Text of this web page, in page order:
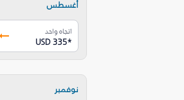
أغسطس
اتجاه واحد
USD 335*
نوفمبر